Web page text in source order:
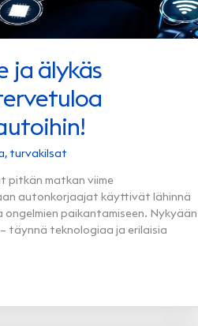
ja älykäs
, turvakilsat
pitkän matkan viime
autonkorjaajat käyttivät lähinnä
paikantamiseen. Nykyään
täynnä teknologiaa ja erilaisia